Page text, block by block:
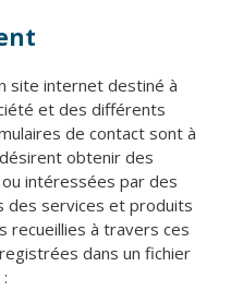
site internet destiné à
et des différents
de contact sont à
obtenir des
intéressées par des
des services et produits
recueillies à travers ces
dans un fichier